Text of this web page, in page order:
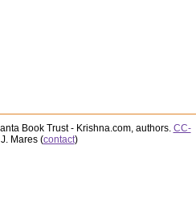
Book Trust - Krishna.com, authors. CC-
Mares (contact)